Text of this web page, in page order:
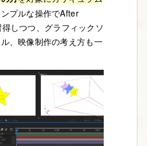
プルな操作でAfter
しつつ、グラフィックソ
、映像制作の考え方も一